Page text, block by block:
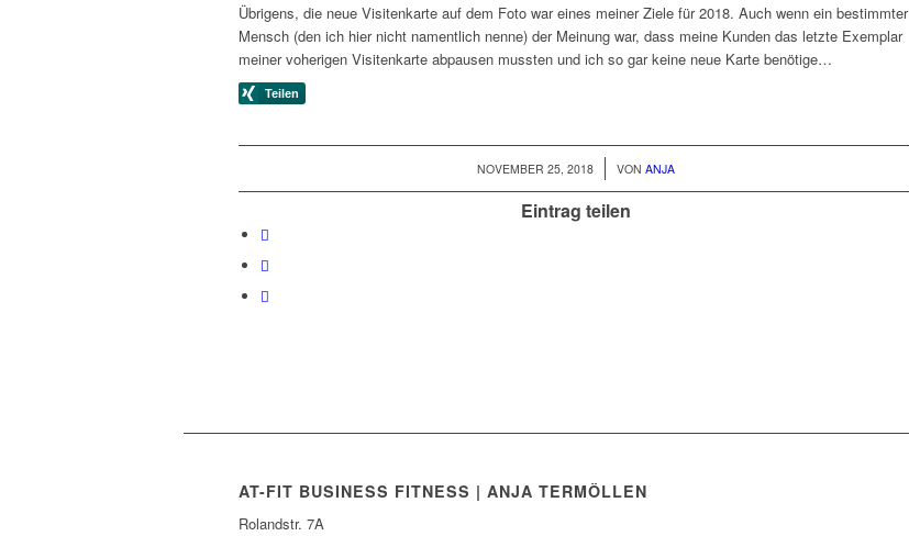
Übrigens, die neue Visitenkarte auf dem Foto war eines meiner Ziele für 2018. Auch wenn ein bestimmter
Mensch (den ich hier nicht namentlich nenne) der Meinung war, dass meine Kunden das letzte Exemplar
meiner voherigen Visitenkarte abpausen mussten und ich so gar keine neue Karte benötige…
NOVEMBER 25, 2018
/ VONANJA
Eintrag teilen
AT-FIT BUSINESS FITNESS | ANJA TERMÖLLEN
Rolandstr. 7A